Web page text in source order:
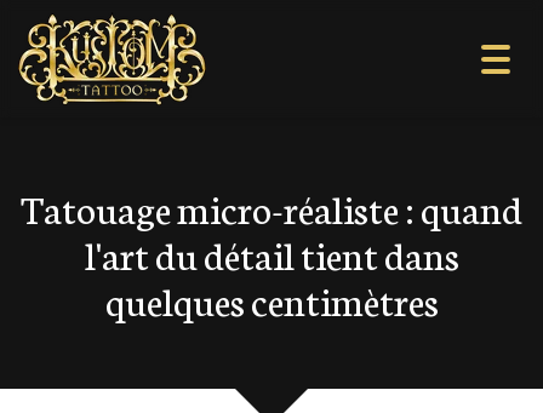
Tatouage micro-réaliste : quand
l'art du détail tient dans
quelques centimètres